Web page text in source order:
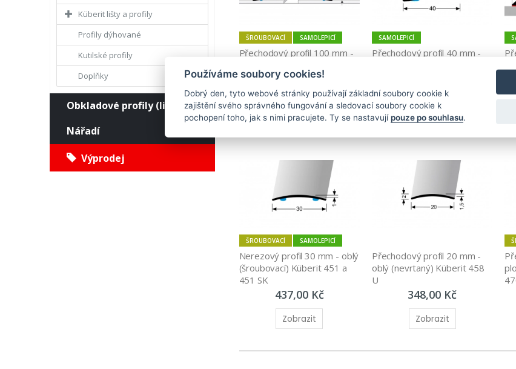
Küberit lišty a profily
Profily dýhované
Kutilské profily
Doplňky
Obkladové profily (lišty)
Nářadí
Výprodej
ŠROUBOVACÍ SAMOLEPICÍ
Přechodový profil 100 mm -
891,00 Kč
Zobrazit
SAMOLEPICÍ
Přechodový profil 40 mm -
767,00 Kč
Zobrazit
ŠROUBOVACÍ SAMOLEPICÍ
Nerezový profil 30 mm - oblý
(šroubovací) Küberit 451 a
451 SK
437,00 Kč
Zobrazit
Přechodový profil 20 mm -
oblý (nevrtaný) Küberit 458
U
348,00 Kč
Zobrazit
Používáme soubory cookies!
Dobrý den, tyto webové stránky používají základní soubory cookie k
zajištění svého správného fungování a sledovací soubory cookie k
pochopení toho, jak s nimi pracujete. Ty se nastavují pouze po souhlasu.